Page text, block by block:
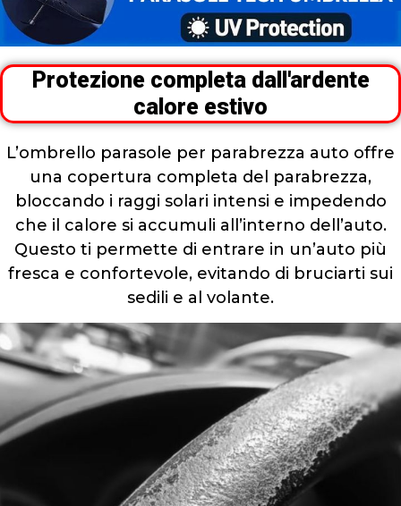
Protezione completa dall'ardente
calore estivo
L’ombrello parasole per parabrezza auto offre
una copertura completa del parabrezza,
bloccando i raggi solari intensi e impedendo
che il calore si accumuli all’interno dell’auto.
Questo ti permette di entrare in un’auto più
fresca e confortevole, evitando di bruciarti sui
sedili e al volante.